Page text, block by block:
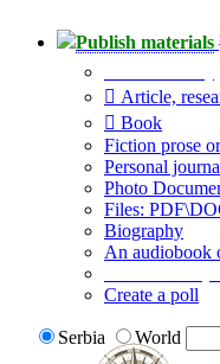
Publish materials
Article,
Book
Fiction prose
Personal
Photo
Files:
Biography
An audiobook
Create a poll
Serbia World